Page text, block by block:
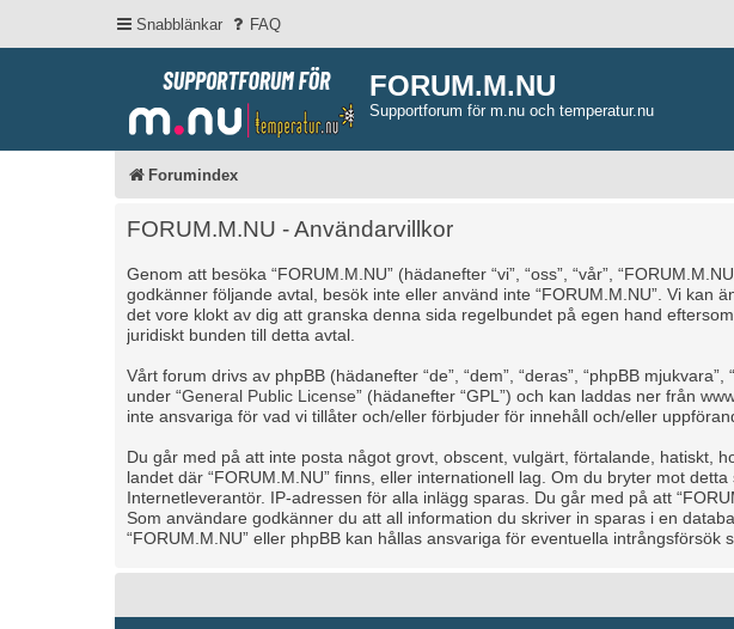
Snabblänkar FAQ
FORUM.M.NU
Supportforum för m.nu och temperatur.nu
Forumindex
FORUM.M.NU - Användarvillkor
Genom att besöka “FORUM.M.NU” (hädanefter “vi”, “oss”, “vår”,
godkänner följande avtal, besök inte eller använd inte “FORUM.M.NU”. Vi
det vore klokt av dig att granska denna sida regelbundet på egen hand
juridiskt bunden till detta avtal.
Vårt forum drivs av phpBB (hädanefter “de”, “dem”, “deras”, “phpBB
under “General Public License” (hädanefter “GPL”) och kan laddas ner från
inte ansvariga för vad vi tillåter och/eller förbjuder för innehåll och/eller
Du går med på att inte posta något grovt, obscent, vulgärt, förtalande, hatiskt,
landet där “FORUM.M.NU” finns, eller internationell lag. Om du bryter mot
Internetleverantör. IP-adressen för alla inlägg sparas. Du går med på att
Som användare godkänner du att all information du skriver in sparas i en
“FORUM.M.NU” eller phpBB kan hållas ansvariga för eventuella intrångsförsök